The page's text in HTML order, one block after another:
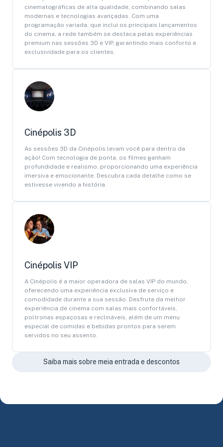
cinematográficas de alta qualidade, combinando salas
modernas e tecnologias avançadas. Com uma
programação variada, que inclui os principais lançamentos
do cinema, a rede também se destaca pelas experiências
premium nas sessões 3D e VIP, garantindo mais conforto e
exclusividade para os clientes.
Cinépolis 3D
As sessões 3D da Cinépolis levam você para dentro da
ação! Com tecnologia de ponta, os filmes ganham
profundidade e realismo, proporcionando uma experiência
imersiva e emocionante. Descubra cada detalhe como se
estivesse vivendo a história.
Cinépolis VIP
A Cinépolis é a maior operadora de salas VIP do mundo,
oferecendo uma experiência exclusiva de serviço e
comodidade durante a sua sessão. Desfrute da melhor
experiência de cinema com salas mais confortáveis,
poltronas espaçosas e reclináveis, além de um menu
especial de comidas e bebidas prontos para serem
servidos no seu assento.
Saiba mais sobre meia entrada e descontos